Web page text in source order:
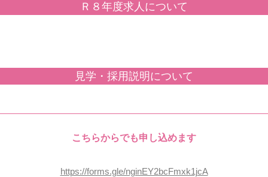
Ｒ８年度求人について
見学・採用説明について
こちらからでも申し込めます
https://forms.gle/nginEY2bcFmxk1jcA